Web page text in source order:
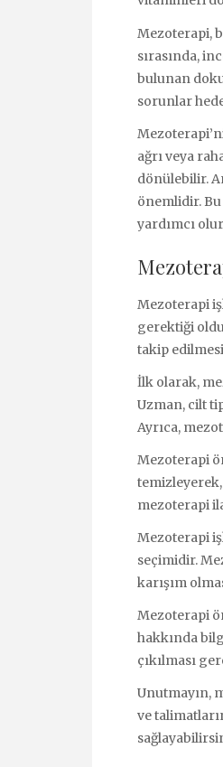
Mezoterapi,
sırasında,
bulunan
sorunlar
ağrı veya
dönülebilir.
önemlidir.
yardımcı
Mezoterapi
gerektiği
takip
İlk olarak,
Uzman, cilt
Ayrıca,
Mezoterapi
mezoterapi
Mezoterapi
seçimidir.
karışım
Mezoterapi
hakkında
çıkılması
Unutmayın,
ve